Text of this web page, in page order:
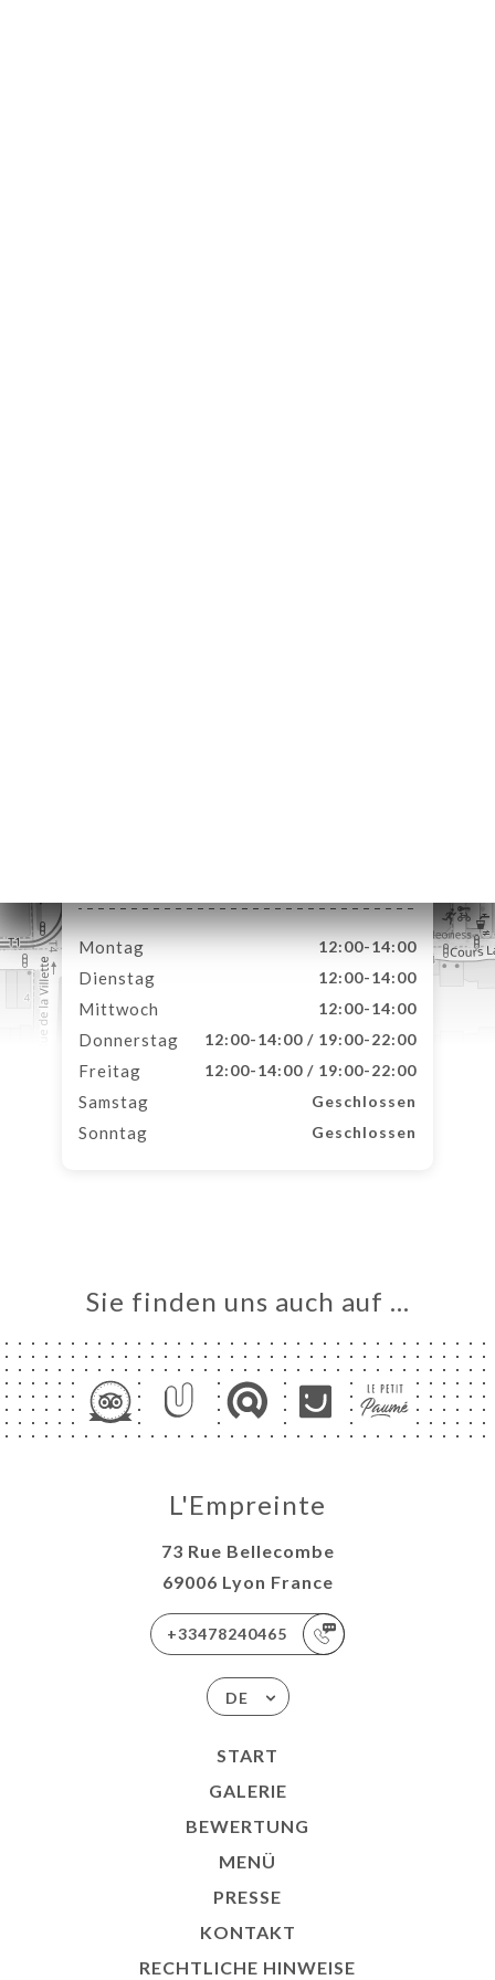
Montag 12:00-14:00
Dienstag 12:00-14:00
Mittwoch 12:00-14:00
Donnerstag 12:00-14:00 / 19:00-22:00
Freitag 12:00-14:00 / 19:00-22:00
Samstag Geschlossen
Sonntag Geschlossen
Sie finden uns auch auf …
L'Empreinte
73 Rue Bellecombe
69006 Lyon France
+33478240465
DE
START
GALERIE
BEWERTUNG
MENÜ
PRESSE
KONTAKT
RECHTLICHE HINWEISE